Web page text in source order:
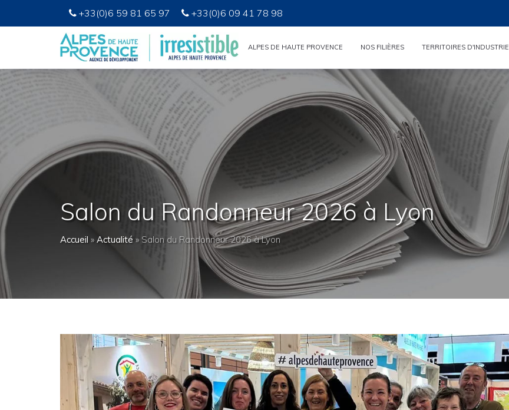
+33(0)6 59 81 65 97 +33(0)6 09 41 78 98
ALPES DE HAUTE PROVENCE NOS FILIÈRES TERRITOIRES D'INDUSTRIE
Salon du Randonneur 2026 à Lyon
Accueil » Actualité » Salon du Randonneur 2026 à Lyon